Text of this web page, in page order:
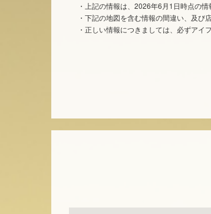
・上記の情報は、2026年6月1日時点の情
・下記の地図を含む情報の間違い、及び
・正しい情報につきましては、必ずアイ